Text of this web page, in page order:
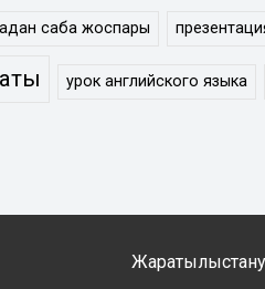
сабақ жоспары
урок английского языка
Жаратылыстану